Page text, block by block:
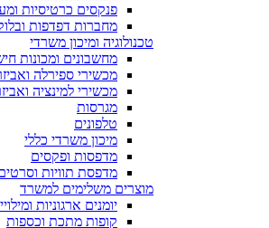
פנקסים כרטיסיות
מחברות דפדפות
טכנולוגיה ומיכון משרדי
מחשבונים ומכונות
מכשירי ספירלה
מכשירי למינציה
מגרסות
טלפונים
מיכון משרדי כללי
מדפסות ופקסים
מדפסת תוויות
מוצרים משלימים למשרד
יומנים ארגוניות
קופות מתכת וכספות